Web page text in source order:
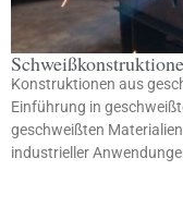
Konstruktionen aus
Einführung in
geschweißten
industrieller